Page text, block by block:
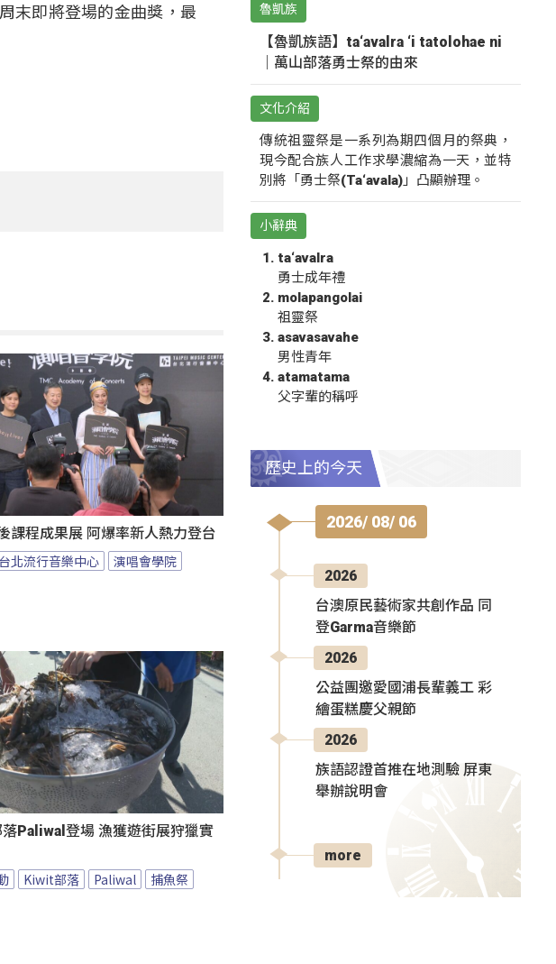
末即將登場的金曲獎，最
課程成果展 阿爆率新人熱力登台
台北流行音樂中心 演唱會學院
Paliwal登場 漁獲遊街展狩獵實
Kiwit部落 Paliwal 捕魚祭
魯凱族
【魯凱族語】ta‘avalra ‘i tatolohae ni
｜萬山部落勇士祭的由來
文化介紹
傳統祖靈祭是一系列為期四個月的祭典，
現今配合族人工作求學濃縮為一天，並特
別將「勇士祭(Ta‘avala)」凸顯辦理。
小辭典
ta‘avalra
勇士成年禮
molapangolai
祖靈祭
asavasavahe
男性青年
atamatama
父字輩的稱呼
歷史上的今天
2026/ 08/ 06
2026
台澳原民藝術家共創作品 同
登Garma音樂節
2026
公益團邀愛國浦長輩義工 彩
繪蛋糕慶父親節
2026
族語認證首推在地測驗 屏東
舉辦說明會
more